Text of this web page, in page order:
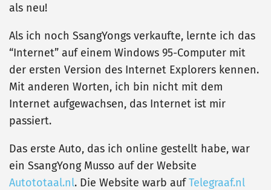
als neu!
Als ich noch SsangYongs verkaufte, lernte ich das
“Internet” auf einem Windows 95-Computer mit
der ersten Version des Internet Explorers kennen.
Mit anderen Worten, ich bin nicht mit dem
Internet aufgewachsen, das Internet ist mir
passiert.
Das erste Auto, das ich online gestellt habe, war
ein SsangYong Musso auf der Website
Autototaal.nl. Die Website warb aufTelegraaf.nl